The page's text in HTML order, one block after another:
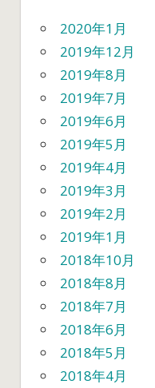
2020年1月
2019年12月
2019年8月
2019年7月
2019年6月
2019年5月
2019年4月
2019年3月
2019年2月
2019年1月
2018年10月
2018年8月
2018年7月
2018年6月
2018年5月
2018年4月